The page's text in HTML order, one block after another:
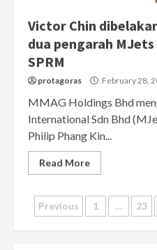
Victor Chin
dua pengarah
SPRM
protagoras February 28,
MMAG Holdings Bhd
International Sdn Bhd
Philip Phang Kin...
Read More
Posts
pagination
Previous 1 … 23